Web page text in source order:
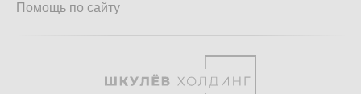
Помощь по сайту